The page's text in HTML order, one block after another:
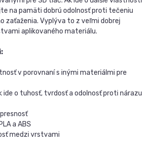
na pamäti dobrú odolnosť proti tečeniu
zaťaženia. Vyplýva to z veľmi dobrej
aplikovaného materiálu.
v porovnaní s inými materiálmi pre
ide o tuhosť, tvrdosť a odolnosť proti nárazu
a ABS
medzi vrstvami